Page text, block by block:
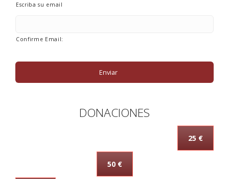
Escriba su email
Confirme Email:
DONACIONES
25 €
50 €